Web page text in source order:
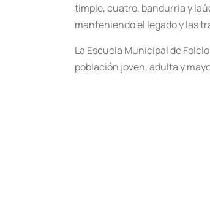
timple, cuatro, bandurria y
manteniendo el legado y las
La Escuela Municipal de
población joven, adulta y